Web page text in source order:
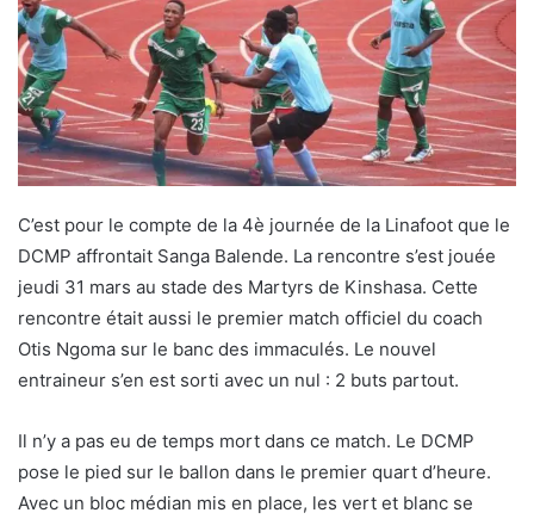
C’est pour le compte de la 4è journée de la Linafoot que le
DCMP affrontait Sanga Balende. La rencontre s’est jouée
jeudi 31 mars au stade des Martyrs de Kinshasa. Cette
rencontre était aussi le premier match officiel du coach
Otis Ngoma sur le banc des immaculés. Le nouvel
entraineur s’en est sorti avec un nul : 2 buts partout.
Il n’y a pas eu de temps mort dans ce match. Le DCMP
pose le pied sur le ballon dans le premier quart d’heure.
Avec un bloc médian mis en place, les vert et blanc se